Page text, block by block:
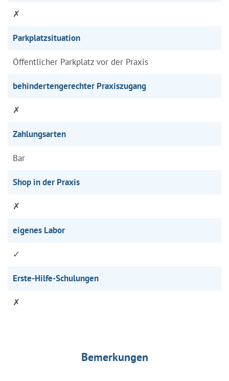
✗
Parkplatzsituation
Öffentlicher Parkplatz vor der Praxis
behindertengerechter Praxiszugang
✗
Zahlungsarten
Bar
Shop in der Praxis
✗
eigenes Labor
✓
Erste-Hilfe-Schulungen
✗
Bemerkungen